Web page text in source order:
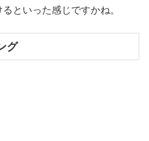
といった感じですかね。
グ